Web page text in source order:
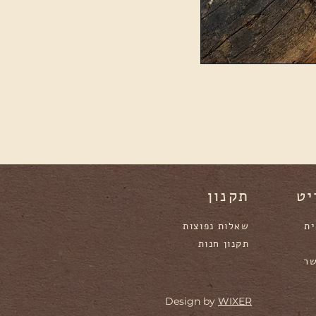
תקנון
שאלות נפוצות
תקנון חנות
Design by WIXER